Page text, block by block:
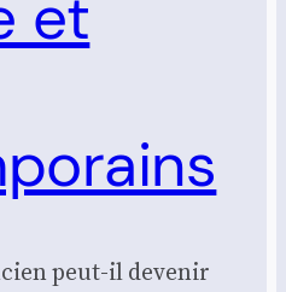
et
peut-il devenir